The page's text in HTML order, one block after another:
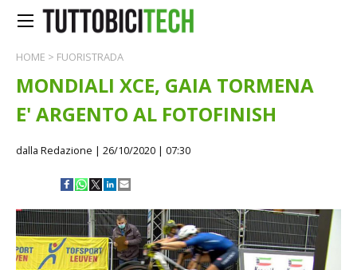
HOME > FUORISTRADA
MONDIALI XCE, GAIA TORMENA
E' ARGENTO AL FOTOFINISH
dalla Redazione | 26/10/2020 | 07:30